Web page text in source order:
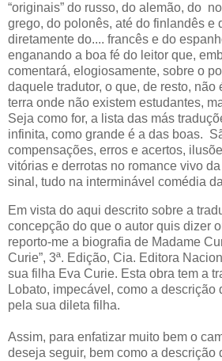
“originais” do russo, do alemão, do
grego, do polonês, até do finlandês e
diretamente do.... francês e do
enganando a boa fé do leitor que,
comentará, elogiosamente, sobre o
daquele tradutor, o que, de resto, não
terra onde não existem estudantes,
Seja como for, a lista das más
infinita, como grande é a das boas.
compensações, erros e acertos,
vitórias e derrotas no romance vivo
sinal, tudo na interminável comédia
Em vista do aqui descrito sobre a
concepção do que o autor quis dizer
reporto-me a biografia de Madame
Curie”, 3ª. Edição, Cia. Editora
sua filha Eva Curie. Esta obra tem a
Lobato, impecável, como a descrição
pela sua dileta filha.
Assim, para enfatizar muito bem o
deseja seguir, bem como a descrição